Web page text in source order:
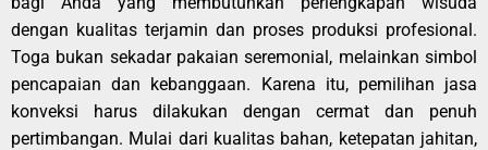
dengan kualitas terjamin dan proses produksi profesional.
Toga bukan sekadar pakaian seremonial, melainkan simbol
pencapaian dan kebanggaan. Karena itu, pemilihan jasa
konveksi harus dilakukan dengan cermat dan penuh
pertimbangan. Mulai dari kualitas bahan, ketepatan jahitan,